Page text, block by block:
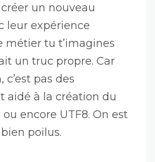
un nouveau
leur expérience
métier tu t’imagines
un truc propre. Car
c’est pas des
aidé à la création du
ou encore UTF8. On est
poilus.